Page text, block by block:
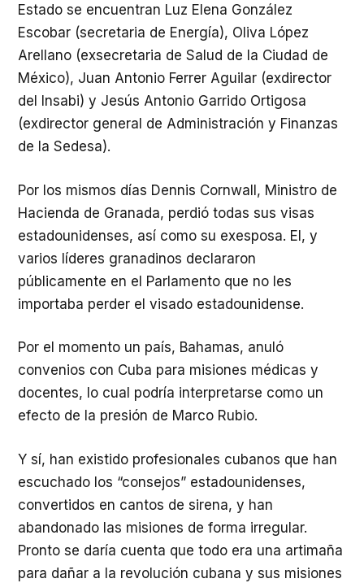
Estado se encuentran Luz Elena González
Escobar (secretaria de Energía), Oliva López
Arellano (exsecretaria de Salud de la Ciudad de
México), Juan Antonio Ferrer Aguilar (exdirector
del Insabi) y Jesús Antonio Garrido Ortigosa
(exdirector general de Administración y Finanzas
de la Sedesa).
Por los mismos días Dennis Cornwall, Ministro de
Hacienda de Granada, perdió todas sus visas
estadounidenses, así como su exesposa. El, y
varios líderes granadinos declararon
públicamente en el Parlamento que no les
importaba perder el visado estadounidense.
Por el momento un país, Bahamas, anuló
convenios con Cuba para misiones médicas y
docentes, lo cual podría interpretarse como un
efecto de la presión de Marco Rubio.
Y sí, han existido profesionales cubanos que han
escuchado los “consejos” estadounidenses,
convertidos en cantos de sirena, y han
abandonado las misiones de forma irregular.
Pronto se daría cuenta que todo era una artimaña
para dañar a la revolución cubana y sus misiones